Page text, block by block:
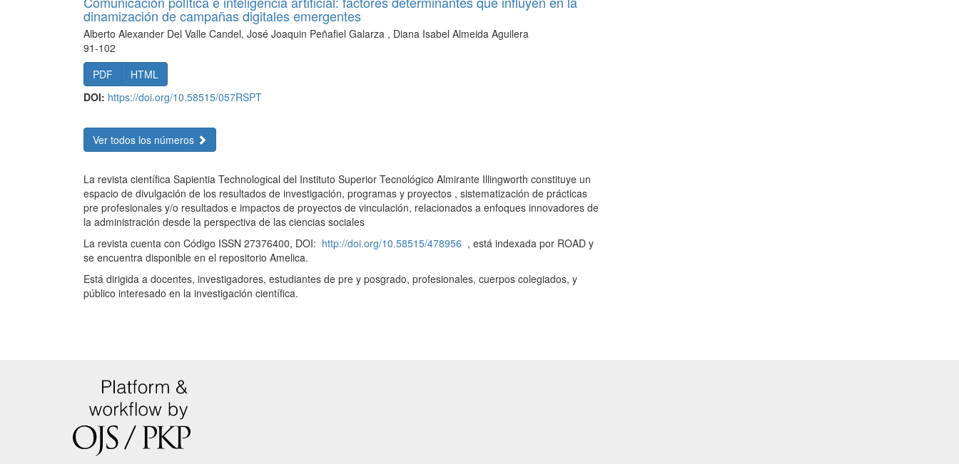
dinamización de campañas digitales emergentes
Alberto Alexander Del Valle Candel, José Joaquin Peñafiel Galarza , Diana Isabel Almeida Aguilera
91-102
PDF
HTML
DOI: https://doi.org/10.58515/057RSPT
Ver todos los números
La revista científica Sapientia Technological del Instituto Superior Tecnológico Almirante Illingworth constituye un
espacio de divulgación de los resultados de investigación, programas y proyectos , sistematización de prácticas
pre profesionales y/o resultados e impactos de proyectos de vinculación, relacionados a enfoques innovadores de
la administración desde la perspectiva de las ciencias sociales
La revista cuenta con Código ISSN 27376400, DOI: http://doi.org/10.58515/478956 , está indexada por ROAD y
se encuentra disponible en el repositorio Amelica.
Está dirigida a docentes, investigadores, estudiantes de pre y posgrado, profesionales, cuerpos colegiados, y
público interesado en la investigación científica.